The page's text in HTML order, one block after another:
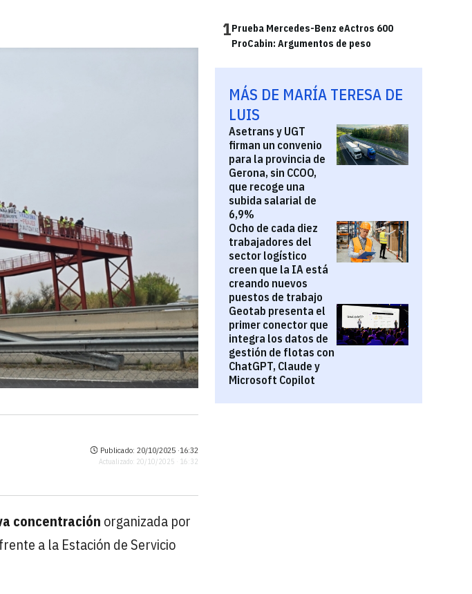
1Prueba Mercedes-Benz eActros 600
ProCabin: Argumentos de peso
MÁS DE MARÍA TERESA DE
LUIS
Asetrans y UGT
firman un convenio
para la provincia de
Gerona, sin CCOO,
que recoge una
subida salarial de
6,9%
Ocho de cada diez
trabajadores del
sector logístico
creen que la IA está
creando nuevos
puestos de trabajo
Geotab presenta el
primer conector que
integra los datos de
gestión de flotas con
ChatGPT, Claude y
Microsoft Copilot
Publicado: 20/10/2025 ·16:32
Actualizado: 20/10/2025 · 16:32
concentración organizada por
a la Estación de Servicio